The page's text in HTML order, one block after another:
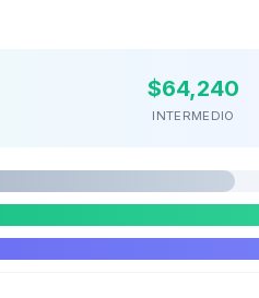
$64,240
INTERMEDIO